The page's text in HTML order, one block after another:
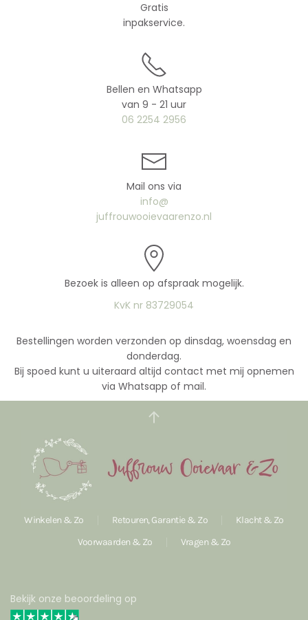
Gratis
inpakservice.
Bellen en Whatsapp
van 9 - 21 uur
06 2254 2956
Mail ons via
info@
juffrouwooievaarenzo.nl
Bezoek is alleen op afspraak mogelijk.
KvK nr 83729054
Bestellingen worden verzonden op dinsdag, woensdag en
donderdag.
Bij spoed kunt u uiteraard altijd contact met mij opnemen
via Whatsapp of mail.
Winkelen & Zo Retouren, Garantie & Zo
Klacht & Zo
Voorwaarden & Zo
Vragen & Zo
Bekijk onze beoordeling op